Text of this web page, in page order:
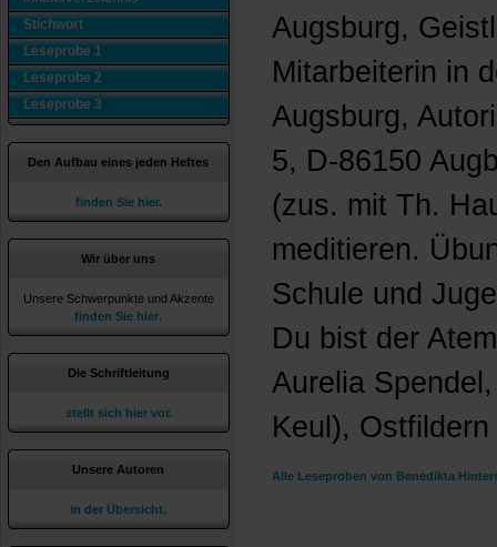
Stichwort
Leseprobe 1
Leseprobe 2
Leseprobe 3
Den Aufbau eines jeden Heftes
finden Sie hier.
Wir über uns
Unsere Schwerpunkte und Akzente
finden Sie hier
Die Schriftleitung
stellt sich hier vor.
Unsere Autoren
in der Übersicht.
Augsburg,
Mitarbeiterin in
Augsburg,
5, D-86150
(zus. mit Th.
meditieren.
Schule und
Du bist der
Aurelia
Keul), Ostfildern
Alle Leseproben von Benedikta